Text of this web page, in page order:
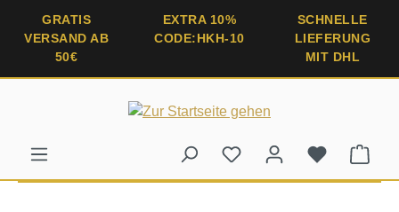
springen
GRATIS
VERSAND AB
50€
EXTRA 10%
CODE:HKH-10
SCHNELLE
LIEFERUNG
MIT DHL